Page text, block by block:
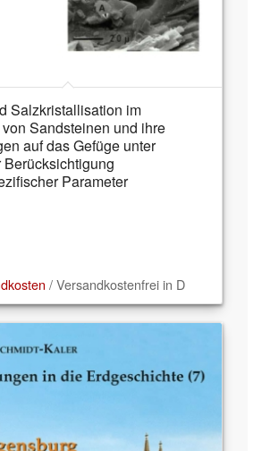
Salzkristallisation im
Sandsteinen und ihre
auf das Gefüge unter
Parameter
/ Versandkostenfrei in D